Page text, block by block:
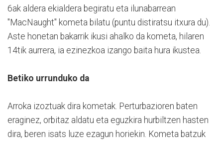
6ak aldera ekialdera begiratu eta ilunabarrean
"MacNaught" kometa bilatu (puntu distiratsu itxura du).
Aste honetan bakarrik ikusi ahalko da kometa, hilaren
14tik aurrera, ia ezinezkoa izango baita hura ikustea.
Betiko urrunduko da
Arroka izoztuak dira kometak. Perturbazioren baten
eraginez, orbitaz aldatu eta eguzkira hurbiltzen hasten
dira, beren isats luze ezagun horiekin. Kometa batzuk